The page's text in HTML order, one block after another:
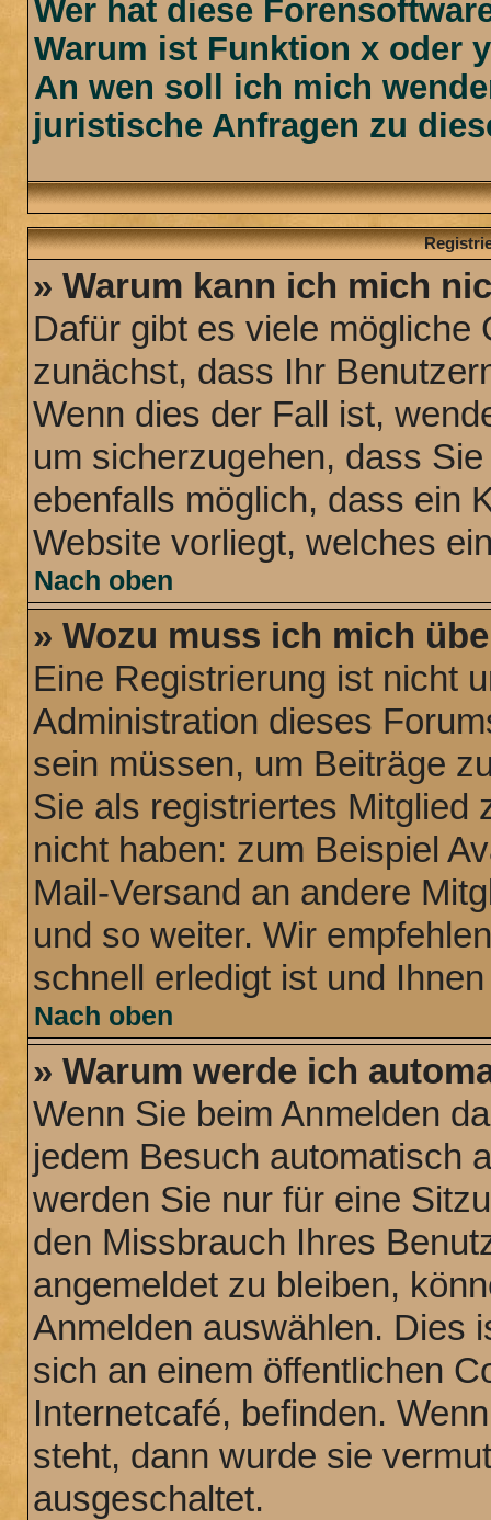
Wer hat diese
Warum ist Funktion x oder
An wen soll ich mich
juristische Anfragen zu
» Warum kann ich mich
Dafür gibt es viele mögliche
zunächst, dass Ihr
Wenn dies der Fall ist,
um sicherzugehen, dass
ebenfalls möglich, dass ein
Website vorliegt, welches
Nach oben
» Wozu muss ich mich
Eine Registrierung ist nicht
Administration dieses
sein müssen, um Beiträge
Sie als registriertes Mitglied
nicht haben: zum Beispiel
Mail-Versand an andere
und so weiter. Wir
schnell erledigt ist und
Nach oben
» Warum werde ich
Wenn Sie beim Anmelden
jedem Besuch automatisch
werden Sie nur für eine
den Missbrauch Ihres
angemeldet zu bleiben,
Anmelden auswählen. Dies
sich an einem öffentlichen
Internetcafé, befinden.
steht, dann wurde sie
ausgeschaltet.